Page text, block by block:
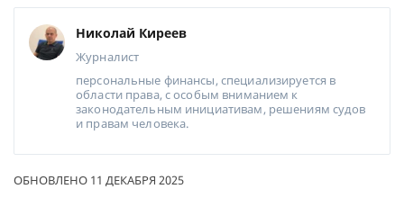
Николай Киреев
Журналист
персональные финансы, специализируется в
области права, с особым вниманием к
законодательным инициативам, решениям судов
и правам человека.
ОБНОВЛЕНО 11 ДЕКАБРЯ 2025